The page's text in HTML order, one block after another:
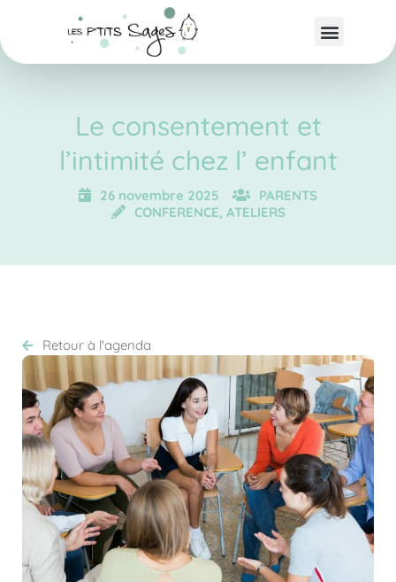
Le consentement et
l’intimité chez l’ enfant
26 novembre 2025
PARENTS
CONFERENCE, ATELIERS
Retour à l'agenda